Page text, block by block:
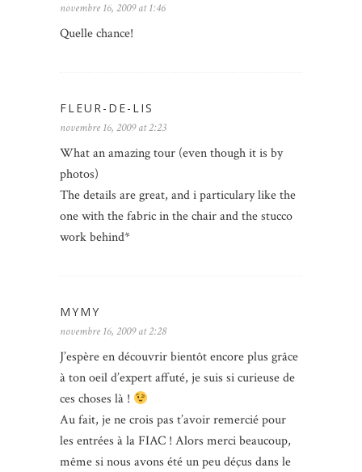
novembre 16, 2009 at 1:46
Quelle chance!
FLEUR-DE-LIS
novembre 16, 2009 at 2:23
What an amazing tour (even though it is by
photos)
The details are great, and i particulary like the
one with the fabric in the chair and the stucco
work behind*
MYMY
novembre 16, 2009 at 2:28
J’espère en découvrir bientôt encore plus grâce
à ton oeil d’expert affuté, je suis si curieuse de
ces choses là !
Au fait, je ne crois pas t’avoir remercié pour
les entrées à la FIAC ! Alors merci beaucoup,
même si nous avons été un peu déçus dans le